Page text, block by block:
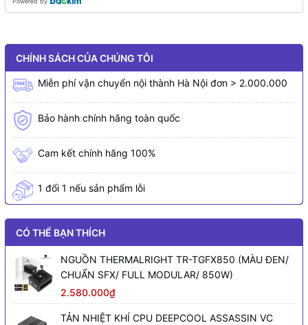
CHÍNH SÁCH CỦA CHÚNG TÔI
Miễn phí vận chuyển nội thành Hà Nội đơn > 2.000.000
Bảo hành chính hãng toàn quốc
Cam kết chính hãng 100%
1 đổi 1 nếu sản phẩm lỗi
CÓ THỂ BẠN THÍCH
NGUỒN THERMALRIGHT TR-TGFX850 (MÀU ĐEN/
CHUẨN SFX/ FULL MODULAR/ 850W)
2.580.000₫
TẢN NHIỆT KHÍ CPU DEEPCOOL ASSASSIN VC